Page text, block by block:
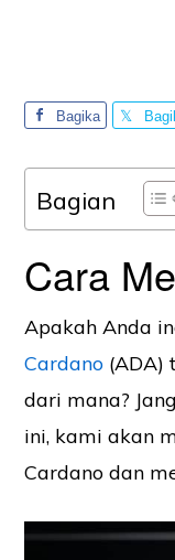
Bagika
Bagian
Cara
Apakah Anda
Cardano (ADA)
dari mana?
ini, kami akan
Cardano dan